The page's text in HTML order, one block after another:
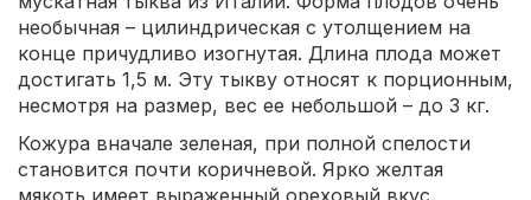
необычная – цилиндрическая с утолщением на
конце причудливо изогнутая. Длина плода может
достигать 1,5 м. Эту тыкву относят к порционным,
несмотря на размер, вес ее небольшой – до 3 кг.
Кожура вначале зеленая, при полной спелости
становится почти коричневой. Ярко желтая
мякоть имеет выраженный ореховый вкус.